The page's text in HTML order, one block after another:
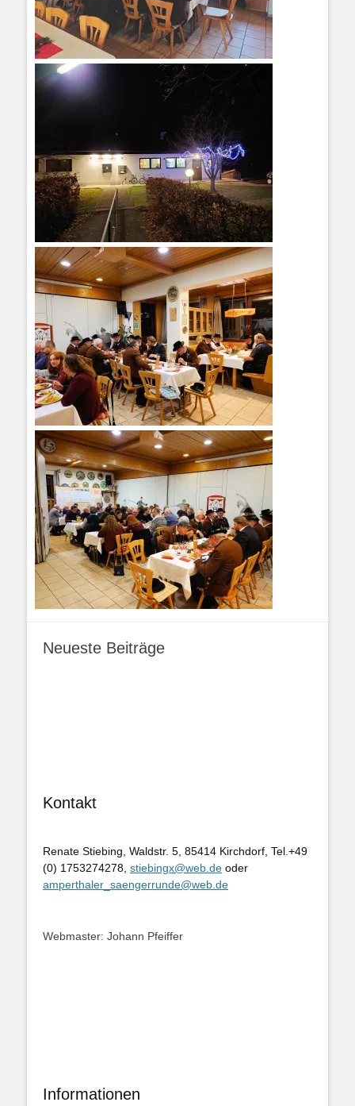
Neueste Beiträge
Kontakt
Renate Stiebing, Waldstr. 5, 85414 Kirchdorf, Tel.+49
(0) 1753274278, stiebingx@web.de oder
amperthaler_saengerrunde@web.de
Webmaster: Johann Pfeiffer
Informationen